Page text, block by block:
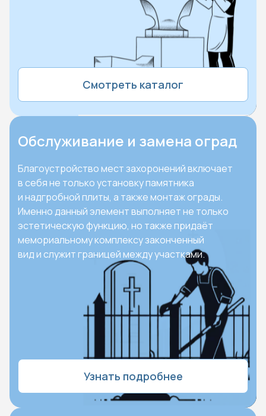
Смотреть каталог
Обслуживание и замена оград
Благоустройство мест захоронений включает
в себя не только установку памятника
и надгробной плиты, а также монтаж ограды.
Именно данный элемент выполняет не только
эстетическую функцию, но также придаёт
мемориальному комплексу законченный
вид и служит границей между участками.
Узнать подробнее